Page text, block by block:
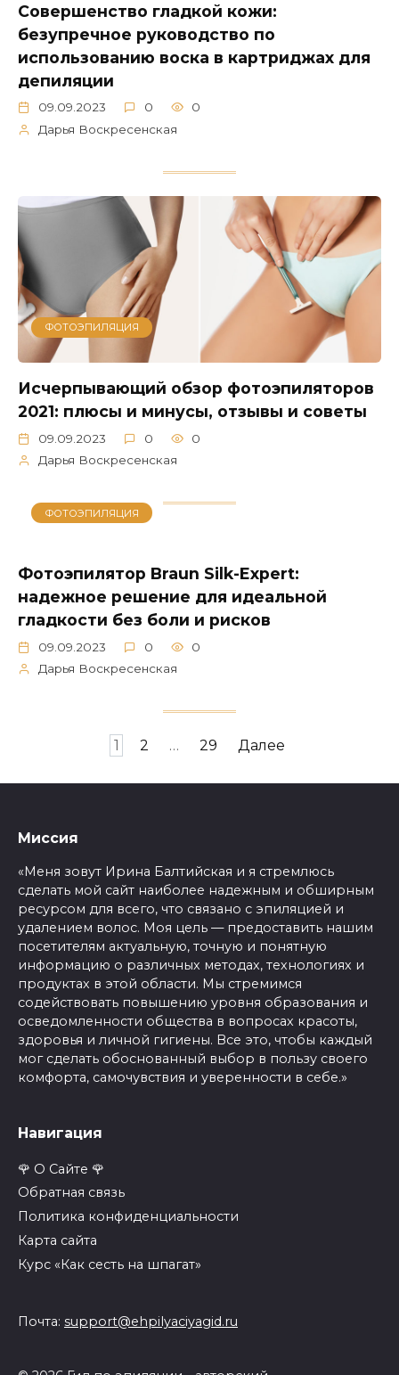
Совершенство гладкой кожи:
безупречное руководство по
использованию воска в картриджах для
депиляции
09.09.2023 0
0
Дарья Воскресенская
ФОТОЭПИЛЯЦИЯ
Исчерпывающий обзор фотоэпиляторов
2021: плюсы и минусы, отзывы и советы
09.09.2023 0
0
Дарья Воскресенская
ФОТОЭПИЛЯЦИЯ
Фотоэпилятор Braun Silk-Expert:
надежное решение для идеальной
гладкости без боли и рисков
09.09.2023 0
0
Дарья Воскресенская
1 2 … 29 Далее
Миссия
«Меня зовут Ирина Балтийская и я стремлюсь
сделать мой сайт наиболее надежным и обширным
ресурсом для всего, что связано с эпиляцией и
удалением волос. Моя цель — предоставить нашим
посетителям актуальную, точную и понятную
информацию о различных методах, технологиях и
продуктах в этой области. Мы стремимся
содействовать повышению уровня образования и
осведомленности общества в вопросах красоты,
здоровья и личной гигиены. Все это, чтобы каждый
мог сделать обоснованный выбор в пользу своего
комфорта, самочувствия и уверенности в себе.»
Навигация
🌹 О Сайте 🌹
Обратная связь
Политика конфиденциальности
Карта сайта
Курс «Как сесть на шпагат»
Почта: support@ehpilyaciyagid.ru